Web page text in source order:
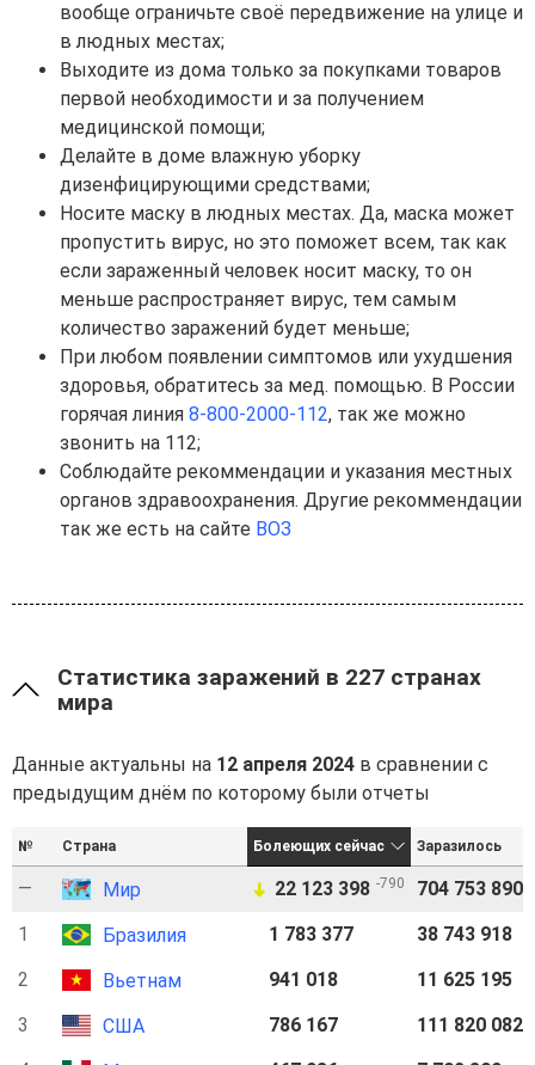
вообще ограничьте своё передвижение на улице и
в людных местах;
Выходите из дома только за покупками товаров
первой необходимости и за получением
медицинской помощи;
Делайте в доме влажную уборку
дизенфицирующими средствами;
Носите маску в людных местах. Да, маска может
пропустить вирус, но это поможет всем, так как
если зараженный человек носит маску, то он
меньше распространяет вирус, тем самым
количество заражений будет меньше;
При любом появлении симптомов или ухудшения
здоровья, обратитесь за мед. помощью. В России
горячая линия 8-800-2000-112, так же можно
звонить на 112;
Соблюдайте рекоммендации и указания местных
органов здравоохранения. Другие рекоммендации
так же есть на сайте ВОЗ
Статистика заражений в 227 странах
мира
Данные актуальны на 12 апреля 2024 в сравнении с
предыдущим днём по которому были отчеты
№ Страна Болеющих сейчас Заразилось
— Мир ➜ 22 123 398 -790
704 753 890
1
Бразилия 1 783 377
38 743 918
2
Вьетнам 941 018
11 625 195
3
США 786 167
111 820 082